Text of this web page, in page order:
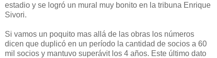
estadio y se logró un mural muy bonito en la tribuna Enrique
Sivori.
Si vamos un poquito mas allá de las obras los números
dicen que duplicó en un período la cantidad de socios a 60
mil socios y mantuvo superávit los 4 años. Este último dato